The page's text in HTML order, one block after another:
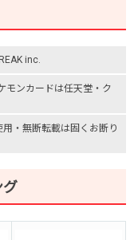
inc.
モンカードは任天堂・ ク
・無断転載は固くお断り
グ